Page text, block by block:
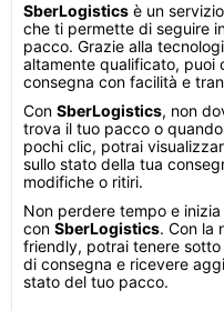
SberLogistics è un
che ti permette di seguire
pacco. Grazie alla
altamente qualificato, puoi
consegna con facilità e
Con SberLogistics, non
trova il tuo pacco o
pochi clic, potrai
sullo stato della tua
modifiche o ritiri.
Non perdere tempo e
con SberLogistics. Con la
friendly, potrai tenere
di consegna e ricevere
stato del tuo pacco.